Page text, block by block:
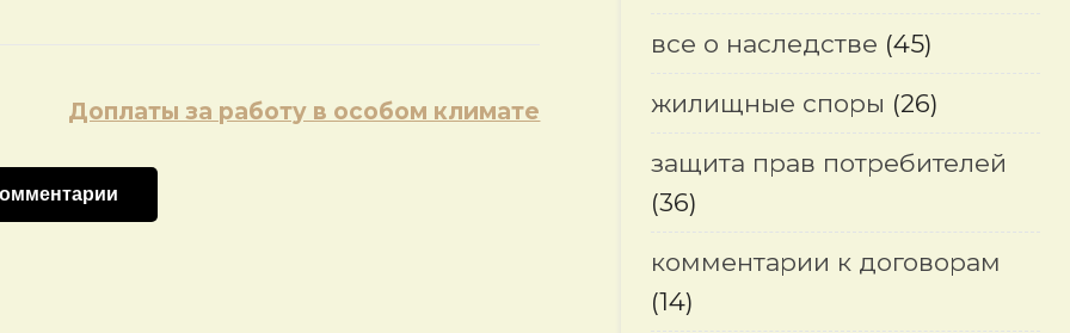
Доплаты за работу в особом климате
все о наследстве (45)
жилищные споры (26)
защита прав потребителей
(36)
комментарии к договорам
(14)